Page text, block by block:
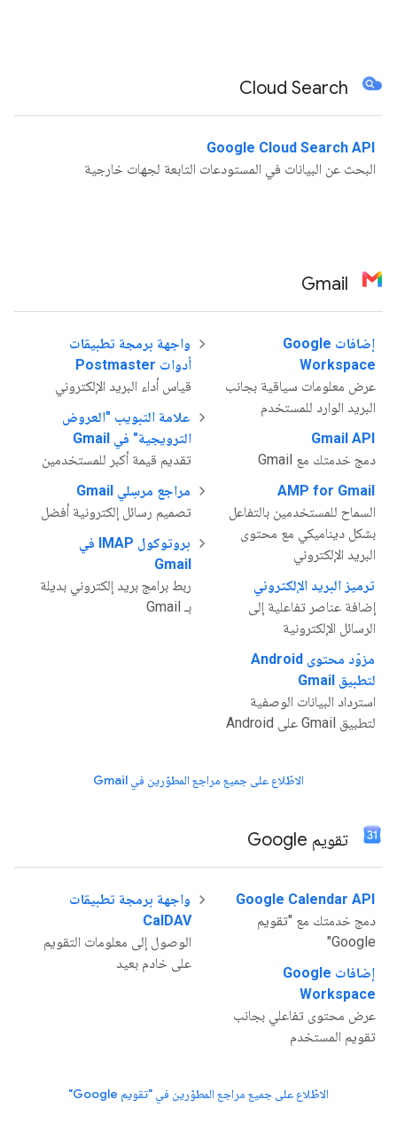
Google Cloud Search API
البحث عن البيانات في المستودعات التابعة لجهات خارجية
إضافات Google
Workspace
عرض معلومات سياقية بجانب
البريد الوارد للمستخدم
Gmail API
دمج خدمتك مع Gmail
AMP for Gmail
السماح للمستخدمين بالتفاعل
بشكل ديناميكي مع محتوى
البريد الإلكتروني
ترميز البريد الإلكتروني
إضافة عناصر تفاعلية إلى
الرسائل الإلكترونية
مزوّد محتوى Android
لتطبيق Gmail
استرداد البيانات الوصفية
لتطبيق Gmail على Android
واجهة برمجة تطبيقات
أدوات Postmaster
قياس أداء البريد الإلكتروني
علامة التبويب "العروض
الترويجية" في Gmail
تقديم قيمة أكبر للمستخدمين
مراجع مرسِلي Gmail
تصميم رسائل إلكترونية أفضل
بروتوكول IMAP في
Gmail
ربط برامج بريد إلكتروني بديلة
بـ Gmail
الاطّلاع على جميع مراجع المطوّرين في Gmail
تقويم Google
Google Calendar API
دمج خدمتك مع "تقويم
Google"
إضافات Google
Workspace
عرض محتوى تفاعلي بجانب
تقويم المستخدم
واجهة برمجة تطبيقات
CalDAV
الوصول إلى معلومات التقويم
على خادم بعيد
الاطّلاع على جميع مراجع المطوّرين في "تقويم Google"